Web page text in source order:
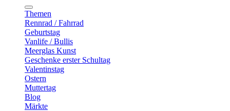
Themen
Rennrad / Fahrrad
Geburtstag
Vanlife / Bullis
Meerglas Kunst
Geschenke erster Schultag
Valentinstag
Ostern
Muttertag
Blog
Märkte